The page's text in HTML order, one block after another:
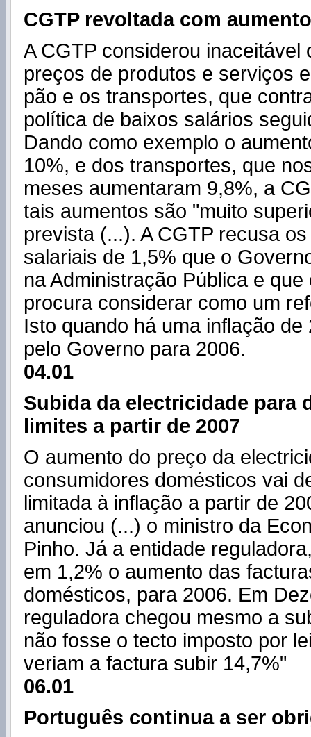
CGTP revoltada com
A CGTP considerou inaceitável
preços de produtos e serviços
pão e os transportes, que
política de baixos salários
Dando como exemplo o
10%, e dos transportes, que
meses aumentaram 9,8%, a
tais aumentos são "muito
prevista (...). A CGTP recusa
salariais de 1,5% que o
na Administração Pública e que
procura considerar como um
Isto quando há uma inflação de
pelo Governo para 2006.
04.01
Subida da electricidade para
limites a partir de 2007
O aumento do preço da
consumidores domésticos vai
limitada à inflação a partir de
anunciou (...) o ministro da
Pinho. Já a entidade
em 1,2% o aumento das
domésticos, para 2006. Em
reguladora chegou mesmo a
não fosse o tecto imposto por
veriam a factura subir 14,7%"
06.01
Português continua a ser